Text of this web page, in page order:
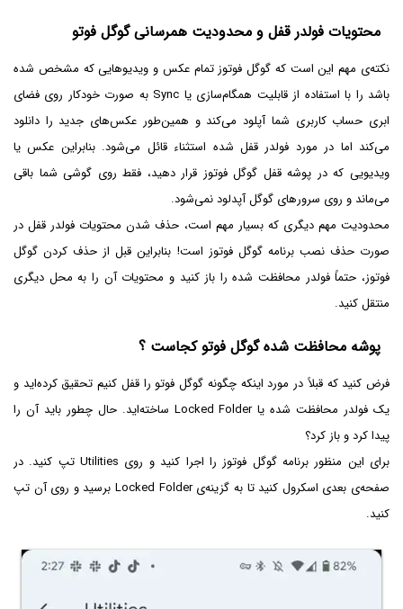
محتویات فولدر قفل و محدودیت همرسانی گوگل فوتو
نکته‌ی مهم این است که گوگل فوتوز تمام عکس و ویدیوهایی که مشخص شده
باشد را با استفاده از قابلیت همگام‌سازی یا Sync به صورت خودکار روی فضای
ابری حساب کاربری شما آپلود می‌کند و همین‌طور عکس‌های جدید را دانلود
می‌کند اما در مورد فولدر قفل شده استثناء قائل می‌شود. بنابراین عکس یا
ویدیویی که در پوشه قفل گوگل فوتوز قرار دهید، فقط روی گوشی شما باقی
می‌ماند و روی سرورهای گوگل آپدلود نمی‌شود.
محدودیت مهم دیگری که بسیار مهم است، حذف شدن محتویات فولدر قفل در
صورت حذف نصب برنامه گوگل فوتوز است! بنابراین قبل از حذف کردن گوگل
فوتوز، حتماً فولدر محافظت شده را باز کنید و محتویات آن را به محل دیگری
منتقل کنید.
پوشه محافظت شده گوگل فوتو کجاست ؟
فرض کنید که قبلاً در مورد اینکه چگونه گوگل فوتو را قفل کنیم تحقیق کرده‌اید و
یک فولدر محافظت شده یا Locked Folder ساخته‌اید. حال چطور باید آن را
پیدا کرد و باز کرد؟
برای این منظور برنامه گوگل فوتوز را اجرا کنید و روی Utilities تپ کنید. در
صفحه‌ی بعدی اسکرول کنید تا به گزینه‌ی Locked Folder برسید و روی آن تپ
کنید.